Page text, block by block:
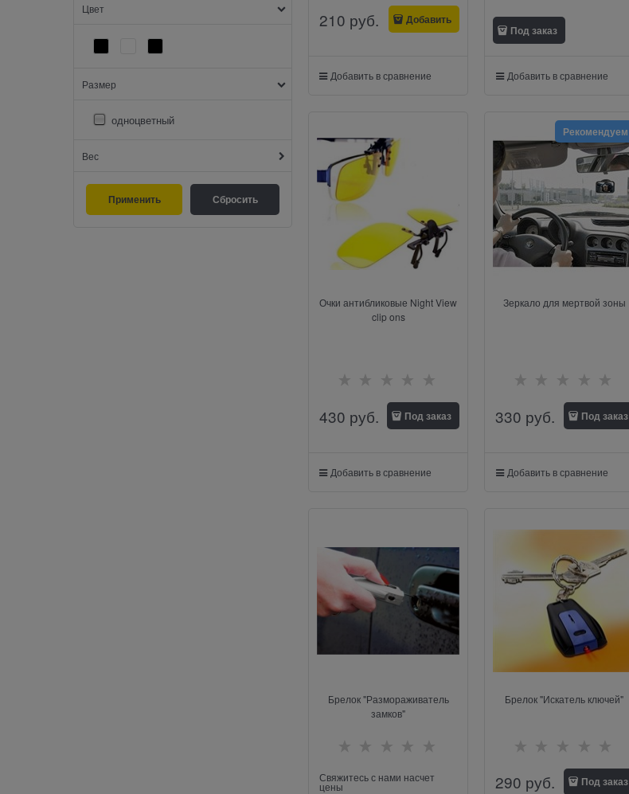
Цвет
Размер
одноцветный
Вес
210 руб. Добавить
Добавить в сравнение
Под заказ
Добавить в сравнение
Очки антибликовые Night View
clip ons
430 руб. Под заказ
Добавить в сравнение
Зеркало для мертвой зоны
Рекомендуем
330 руб. Под заказ
Добавить в сравнение
Брелок "Размораживатель
замков"
Свяжитесь с нами насчет
цены
Брелок "Искатель ключей"
290 руб. Под заказ